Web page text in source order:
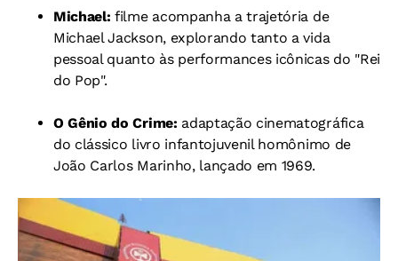
Michael: filme acompanha a trajetória de
Michael Jackson, explorando tanto a vida
pessoal quanto às performances icônicas do "Rei
do Pop".
O Gênio do Crime: adaptação cinematográfica
do clássico livro infantojuvenil homônimo de
João Carlos Marinho, lançado em 1969.